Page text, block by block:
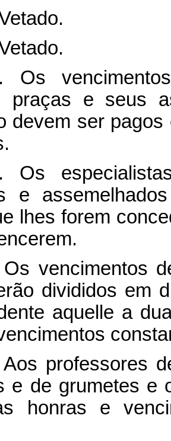
Os
praças e seus
devem ser
Os
e
lhes forem
vencimentos
divididos em
aquelle a
professores
e de grumetes e
honras e